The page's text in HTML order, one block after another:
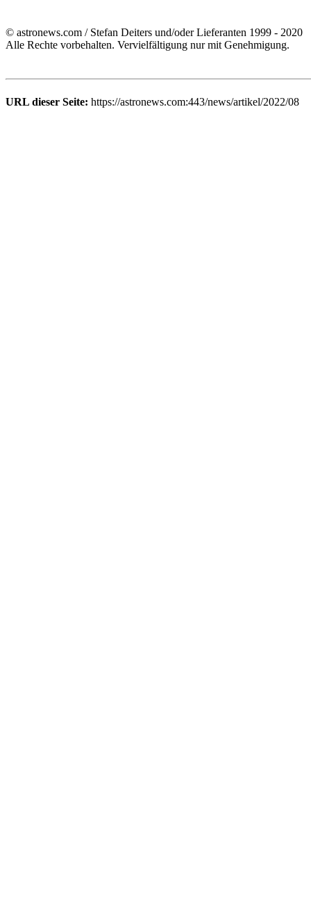
© astronews.com / Stefan Deiters und/oder Lieferanten 1999 - 2020
Alle Rechte vorbehalten. Vervielfältigung nur mit Genehmigung.
URL dieser Seite: https://astronews.com:443/news/artikel/2022/08